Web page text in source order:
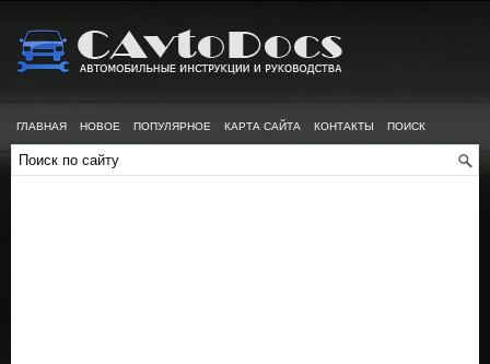
ГЛАВНАЯ НОВОЕ ПОПУЛЯРНОЕ КАРТА САЙТА КОНТАКТЫ ПОИСК